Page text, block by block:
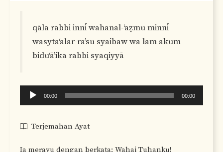
qāla rabbi innī wahanal-‘aẓmu minnī
wasyta‘alar-ra’su syaibaw wa lam akum
bidu‘ā’ika rabbi syaqiyyā
Audio
Player
00:00 00:00
Terjemahan Ayat
Ia merayu dengan berkata: Wahai Tuhanku!